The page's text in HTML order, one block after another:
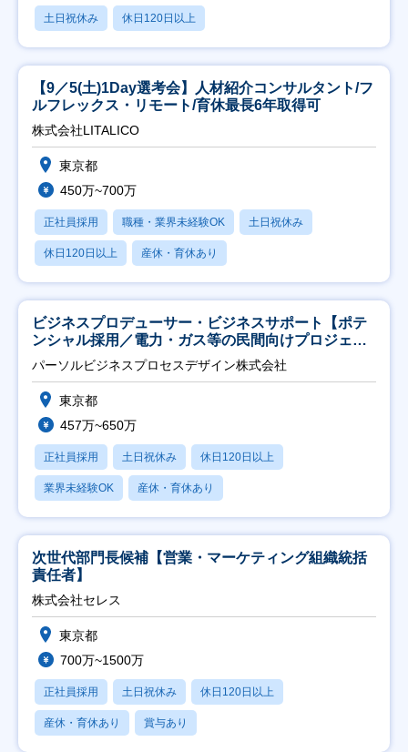
土日祝休み 休日120日以上
【9／5(土)1Day選考会】人材紹介コンサルタント/フ
ルフレックス・リモート/育休最長6年取得可
株式会社LITALICO
東京都
450万~700万
正社員採用 職種・業界未経験OK 土日祝休み
休日120日以上 産休・育休あり
ビジネスプロデューサー・ビジネスサポート【ポテ
ンシャル採用／電力・ガス等の民間向けプロジェク
ト推進】
パーソルビジネスプロセスデザイン株式会社
東京都
457万~650万
正社員採用 土日祝休み 休日120日以上
業界未経験OK 産休・育休あり
次世代部門長候補【営業・マーケティング組織統括
責任者】
株式会社セレス
東京都
700万~1500万
正社員採用 土日祝休み 休日120日以上
産休・育休あり 賞与あり